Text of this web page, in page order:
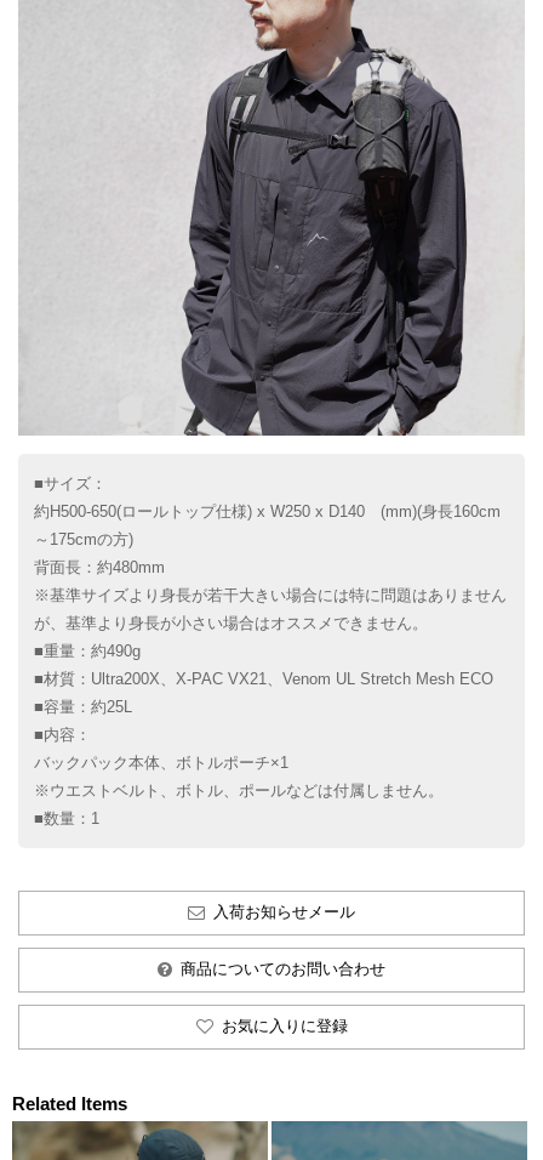
■サイズ：
約H500-650(ロールトップ仕様) x W250 x D140 (mm)(身長160cm
～175cmの方)
背面長：約480mm
※基準サイズより身長が若干大きい場合には特に問題はありません
が、基準より身長が小さい場合はオススメできません。
■重量：約490g
■材質：Ultra200X、X-PAC VX21、Venom UL Stretch Mesh ECO
■容量：約25L
■内容：
バックパック本体、ボトルポーチ×1
※ウエストベルト、ボトル、ポールなどは付属しません。
■数量：1
入荷お知らせメール
商品についてのお問い合わせ
お気に入りに登録
Related Items